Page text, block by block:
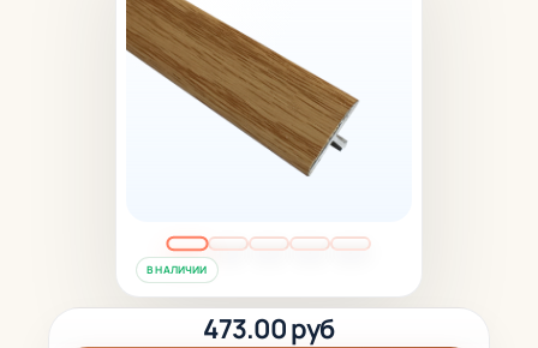
В НАЛИЧИИ
473.00 руб